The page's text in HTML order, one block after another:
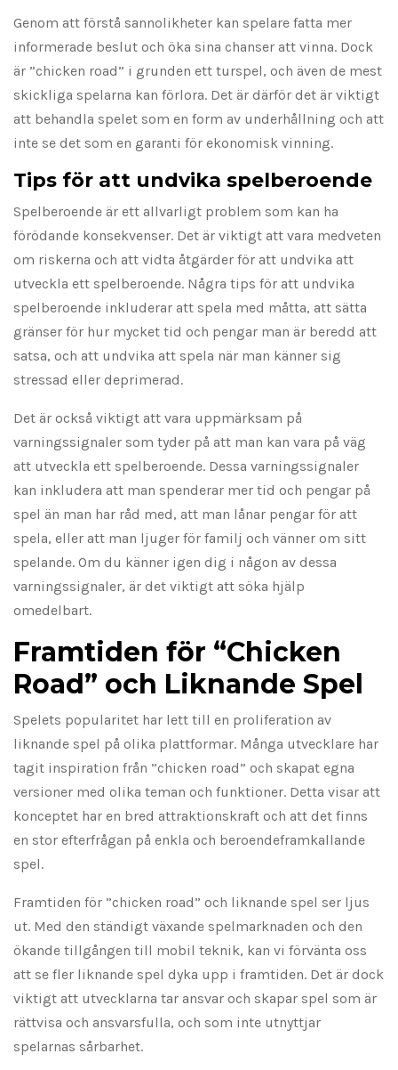
Genom att förstå sannolikheter kan spelare fatta mer
informerade beslut och öka sina chanser att vinna. Dock
är ”chicken road” i grunden ett turspel, och även de mest
skickliga spelarna kan förlora. Det är därför det är viktigt
att behandla spelet som en form av underhållning och att
inte se det som en garanti för ekonomisk vinning.
Tips för att undvika spelberoende
Spelberoende är ett allvarligt problem som kan ha
förödande konsekvenser. Det är viktigt att vara medveten
om riskerna och att vidta åtgärder för att undvika att
utveckla ett spelberoende. Några tips för att undvika
spelberoende inkluderar att spela med måtta, att sätta
gränser för hur mycket tid och pengar man är beredd att
satsa, och att undvika att spela när man känner sig
stressad eller deprimerad.
Det är också viktigt att vara uppmärksam på
varningssignaler som tyder på att man kan vara på väg
att utveckla ett spelberoende. Dessa varningssignaler
kan inkludera att man spenderar mer tid och pengar på
spel än man har råd med, att man lånar pengar för att
spela, eller att man ljuger för familj och vänner om sitt
spelande. Om du känner igen dig i någon av dessa
varningssignaler, är det viktigt att söka hjälp
omedelbart.
Framtiden för “Chicken
Road” och Liknande Spel
Spelets popularitet har lett till en proliferation av
liknande spel på olika plattformar. Många utvecklare har
tagit inspiration från ”chicken road” och skapat egna
versioner med olika teman och funktioner. Detta visar att
konceptet har en bred attraktionskraft och att det finns
en stor efterfrågan på enkla och beroendeframkallande
spel.
Framtiden för ”chicken road” och liknande spel ser ljus
ut. Med den ständigt växande spelmarknaden och den
ökande tillgången till mobil teknik, kan vi förvänta oss
att se fler liknande spel dyka upp i framtiden. Det är dock
viktigt att utvecklarna tar ansvar och skapar spel som är
rättvisa och ansvarsfulla, och som inte utnyttjar
spelarnas sårbarhet.